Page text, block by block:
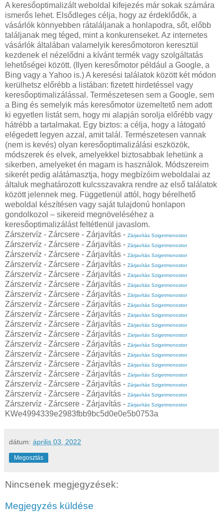
A keresőoptimalizált weboldal kifejezés már sokak számára
ismerős lehet. Elsődleges célja, hogy az érdeklődők, a
vásárlók könnyebben rátaláljanak a honlapodra, sőt, előbb
találjanak meg téged, mint a konkurenseket. Az internetes
vásárlók általában valamelyik keresőmotoron keresztül
kezdenek el nézelődni a kívánt termék vagy szolgáltatás
lehetőségei között. (Ilyen keresőmotor például a Google, a
Bing vagy a Yahoo is.) A keresési találatok között két módon
kerülhetsz előrébb a listában: fizetett hirdetéssel vagy
keresőoptimalizálással. Természetesen sem a Google, sem
a Bing és semelyik más keresőmotor üzemeltető nem adott
ki egyetlen listát sem, hogy mi alapján sorolja előrébb vagy
hátrébb a tartalmakat. Egy biztos: a célja, hogy a látogató
elégedett legyen azzal, amit talál. Természetesen vannak
(nem is kevés) olyan keresőoptimalizálási eszközök,
módszerek és elvek, amelyekkel biztosabbak lehetünk a
sikerben, amelyeket én magam is használok. Módszereim
sikerét pedig alátámasztja, hogy megbízóim weboldalai az
általuk meghatározott kulcsszavakra rendre az első találatok
között jelennek meg. Függetlenül attól, hogy bérelhető
weboldal készítésen vagy saját tulajdonú honlapon
gondolkozol – sikereid megnöveléséhez a
keresőoptimalizálást feltétlenül javaslom.
Zárszervíz - Zárcsere - Zárjavítás - Zárjavítás Szigetmonostor
Zárszervíz - Zárcsere - Zárjavítás - Zárjavítás Szigetmonostor
Zárszervíz - Zárcsere - Zárjavítás - Zárjavítás Szigetmonostor
Zárszervíz - Zárcsere - Zárjavítás - Zárjavítás Szigetmonostor
Zárszervíz - Zárcsere - Zárjavítás - Zárjavítás Szigetmonostor
Zárszervíz - Zárcsere - Zárjavítás - Zárjavítás Szigetmonostor
Zárszervíz - Zárcsere - Zárjavítás - Zárjavítás Szigetmonostor
Zárszervíz - Zárcsere - Zárjavítás - Zárjavítás Szigetmonostor
Zárszervíz - Zárcsere - Zárjavítás - Zárjavítás Szigetmonostor
Zárszervíz - Zárcsere - Zárjavítás - Zárjavítás Szigetmonostor
Zárszervíz - Zárcsere - Zárjavítás - Zárjavítás Szigetmonostor
Zárszervíz - Zárcsere - Zárjavítás - Zárjavítás Szigetmonostor
Zárszervíz - Zárcsere - Zárjavítás - Zárjavítás Szigetmonostor
Zárszervíz - Zárcsere - Zárjavítás - Zárjavítás Szigetmonostor
Zárszervíz - Zárcsere - Zárjavítás - Zárjavítás Szigetmonostor
Zárszervíz - Zárcsere - Zárjavítás - Zárjavítás Szigetmonostor
Zárszervíz - Zárcsere - Zárjavítás - Zárjavítás Szigetmonostor
Zárszervíz - Zárcsere - Zárjavítás - Zárjavítás Szigetmonostor
KWe4994339e2983fbb9bc5d0e0e5b0753a
dátum: április 03, 2022
Megosztás
Nincsenek megjegyzések:
Megjegyzés küldése